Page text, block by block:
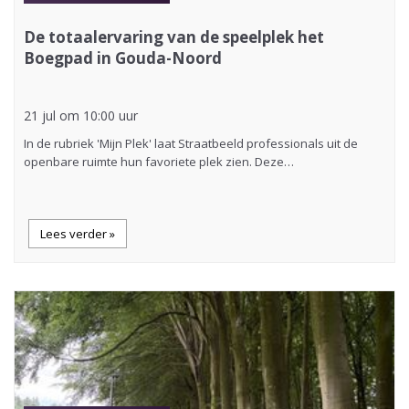
De totaalervaring van de speelplek het
Boegpad in Gouda-Noord
21 jul om 10:00 uur
In de rubriek 'Mijn Plek' laat Straatbeeld professionals uit de
openbare ruimte hun favoriete plek zien. Deze…
Lees verder »